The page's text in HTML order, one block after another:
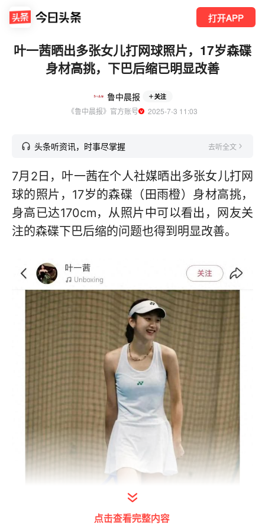
打开APP
叶一茜晒出多张女儿打网球照片，17岁森碟
身材高挑，下巴后缩已明显改善
鲁中晨报 关注
《鲁中晨报》官方账号
  2025-7-3 11:03
头条听资讯，时事尽掌握 去听全文
7月2日，叶一茜在个人社媒晒出多张女儿打网
球的照片，17岁的森碟（田雨橙）身材高挑，
身高已达170cm，从照片中可以看出，网友关
注的森碟下巴后缩的问题也得到明显改善。
点击查看完整内容